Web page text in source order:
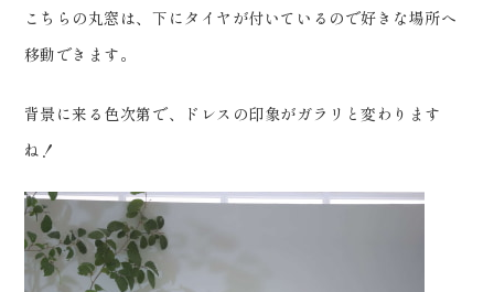
こちらの丸窓は、下にタイヤが付いているので好きな場所へ
移動できます。
背景に来る色次第で、ドレスの印象がガラリと変わります
ね！